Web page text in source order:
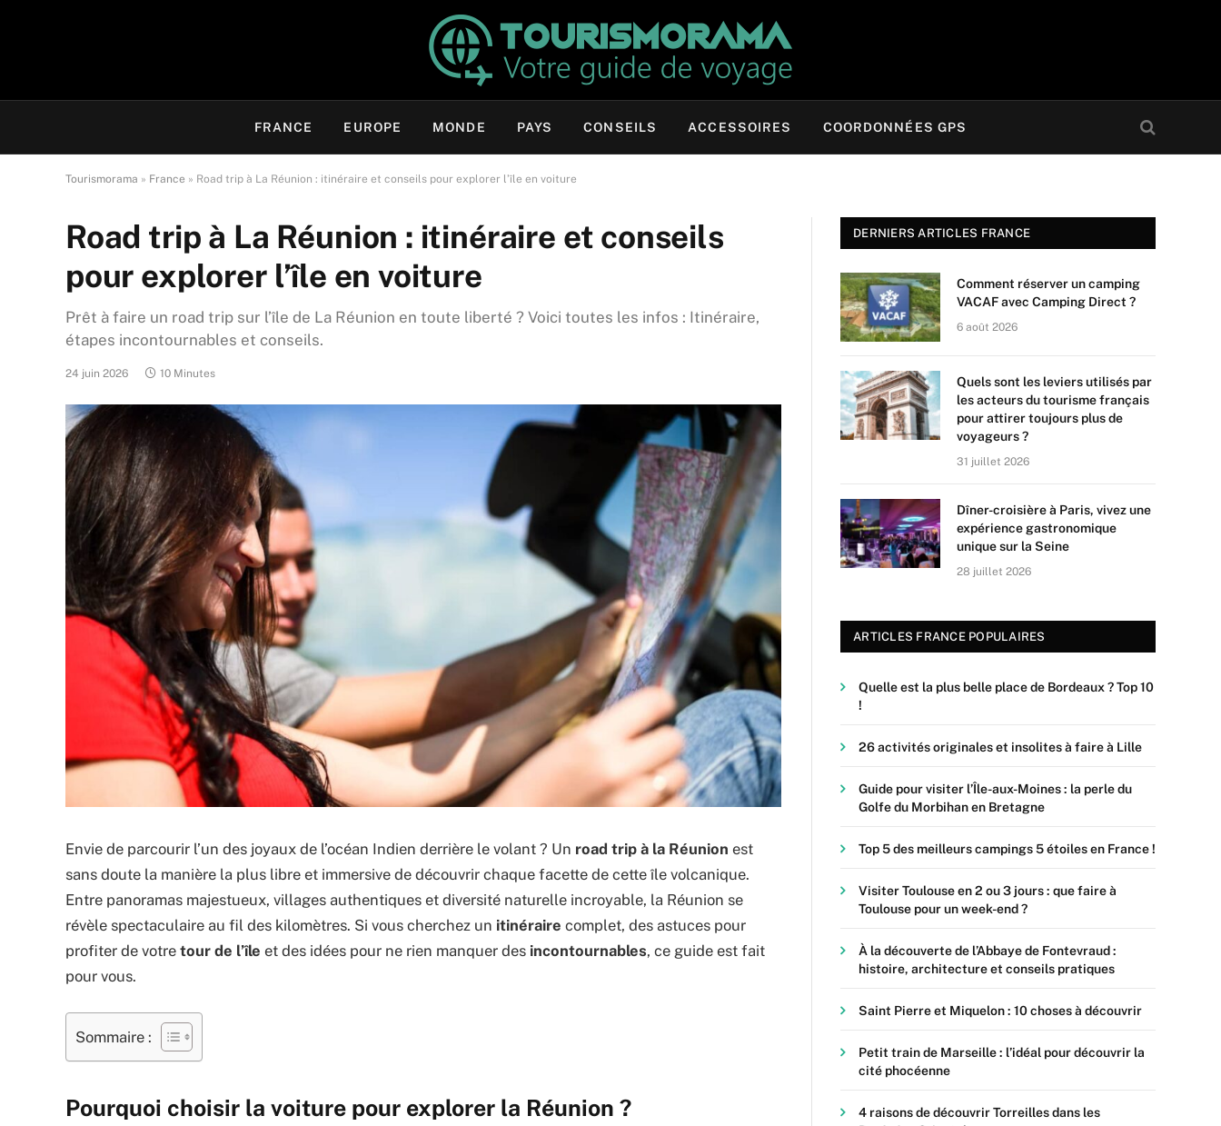
FRANCE EUROPE MONDE PAYS CONSEILS ACCESSOIRES COORDONNÉES GPS
Tourismorama » France » Road trip à La Réunion : itinéraire et conseils pour explorer l’île en voiture
Road trip à La Réunion : itinéraire et conseils
pour explorer l’île en voiture
Prêt à faire un road trip sur l’île de La Réunion en toute liberté ? Voici toutes les infos : Itinéraire,
étapes incontournables et conseils.
24 juin 2026 10 Minutes
Envie de parcourir l’un des joyaux de l’océan Indien derrière le volant ? Un road trip à la Réunion est
sans doute la manière la plus libre et immersive de découvrir chaque facette de cette île volcanique.
Entre panoramas majestueux, villages authentiques et diversité naturelle incroyable, la Réunion se
révèle spectaculaire au fil des kilomètres. Si vous cherchez un itinéraire complet, des astuces pour
profiter de votre tour de l’île et des idées pour ne rien manquer des incontournables, ce guide est fait
pour vous.
Sommaire :
Pourquoi choisir la voiture pour explorer la Réunion ?
DERNIERS ARTICLES FRANCE
Comment réserver un camping
VACAF avec Camping Direct ?
6 août 2026
Quels sont les leviers utilisés par
les acteurs du tourisme français
pour attirer toujours plus de
voyageurs ?
31 juillet 2026
Dîner-croisière à Paris, vivez une
expérience gastronomique
unique sur la Seine
28 juillet 2026
ARTICLES FRANCE POPULAIRES
Quelle est la plus belle place de Bordeaux ? Top 10
!
26 activités originales et insolites à faire à Lille
Guide pour visiter l’Île-aux-Moines : la perle du
Golfe du Morbihan en Bretagne
Top 5 des meilleurs campings 5 étoiles en France !
Visiter Toulouse en 2 ou 3 jours : que faire à
Toulouse pour un week-end ?
À la découverte de l’Abbaye de Fontevraud :
histoire, architecture et conseils pratiques
Saint Pierre et Miquelon : 10 choses à découvrir
Petit train de Marseille : l’idéal pour découvrir la
cité phocéenne
4 raisons de découvrir Torreilles dans les